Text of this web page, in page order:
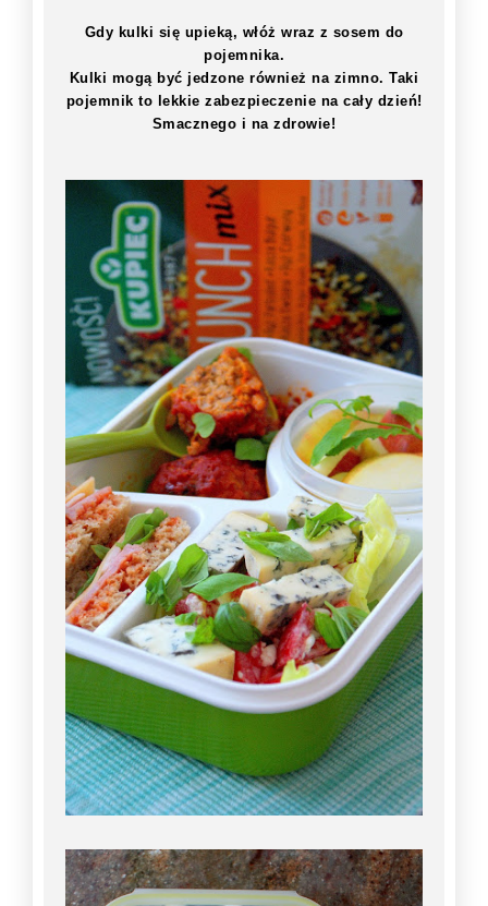
Gdy kulki się upieką, włóż wraz z sosem do
pojemnika.
Kulki mogą być jedzone również na zimno. Taki
pojemnik to lekkie zabezpieczenie na cały dzień!
Smacznego i na zdrowie!